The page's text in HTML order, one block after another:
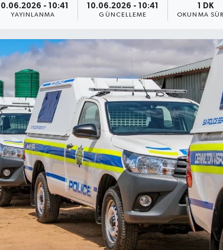
10.06.2026 - 10:41
YAYINLANMA
10.06.2026 - 10:41
GÜNCELLEME
1 DK
OKUNMA